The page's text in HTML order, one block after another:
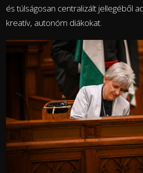
és túlságosan centralizált jellegéből
kreatív, autonóm diákokat.